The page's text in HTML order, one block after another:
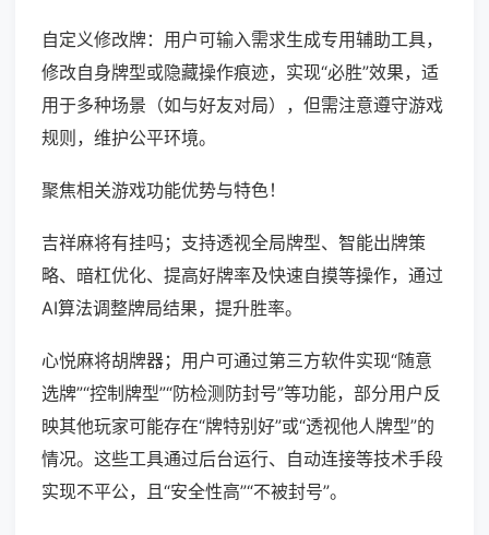
自定义修改牌：用户可输入需求生成专用辅助工具，
修改自身牌型或隐藏操作痕迹，实现“必胜”效果，适
用于多种场景（如与好友对局），但需注意遵守游戏
规则，维护公平环境。
聚焦相关游戏功能优势与特色！
吉祥麻将有挂吗；支持透视全局牌型、智能出牌策
略、暗杠优化、提高好牌率及快速自摸等操作，通过
AI算法调整牌局结果，提升胜率。
心悦麻将胡牌器；用户可通过第三方软件实现“随意
选牌”“控制牌型”“防检测防封号”等功能，部分用户反
映其他玩家可能存在“牌特别好”或“透视他人牌型”的
情况。这些工具通过后台运行、自动连接等技术手段
实现不平公，且“安全性高”“不被封号”。